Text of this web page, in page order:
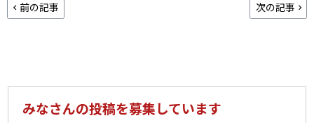
前の記事 次の記事
みなさんの投稿を募集しています